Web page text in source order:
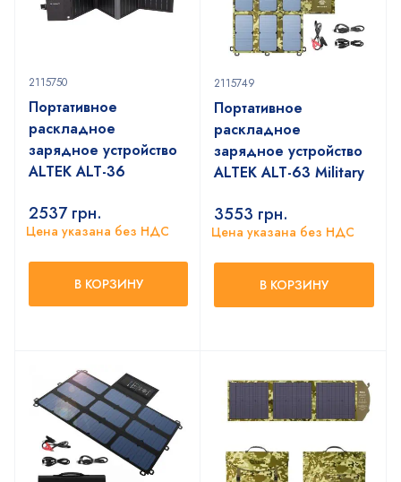
2115750
Портативное
раскладное
зарядное устройство
ALTEK ALT-36
2537грн.
Цена указана без НДС
В КОРЗИНУ
2115749
Портативное
раскладное
зарядное устройство
ALTEK ALT-63 Military
3553 грн.
Цена указана без НДС
В КОРЗИНУ